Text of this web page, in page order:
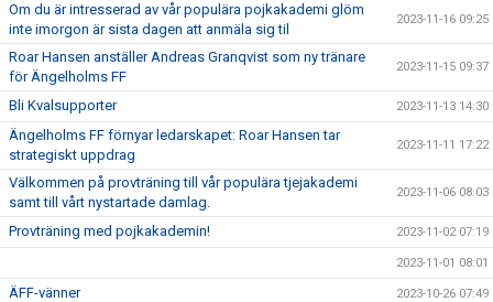
Om du är intresserad av vår populära pojkakademi glöm
inte imorgon är sista dagen att anmäla sig til
2023-11-16 09:25
Roar Hansen anställer Andreas Granqvist som ny tränare
för Ängelholms FF
2023-11-15 09:37
Bli Kvalsupporter 2023-11-13 14:30
Ängelholms FF förnyar ledarskapet: Roar Hansen tar
strategiskt uppdrag
2023-11-11 17:22
Välkommen på provträning till vår populära tjejakademi
samt till vårt nystartade damlag.
2023-11-06 08:03
Provträning med pojkakademin! 2023-11-02 07:19
2023-11-01 08:01
ÄFF-vänner 2023-10-26 07:49